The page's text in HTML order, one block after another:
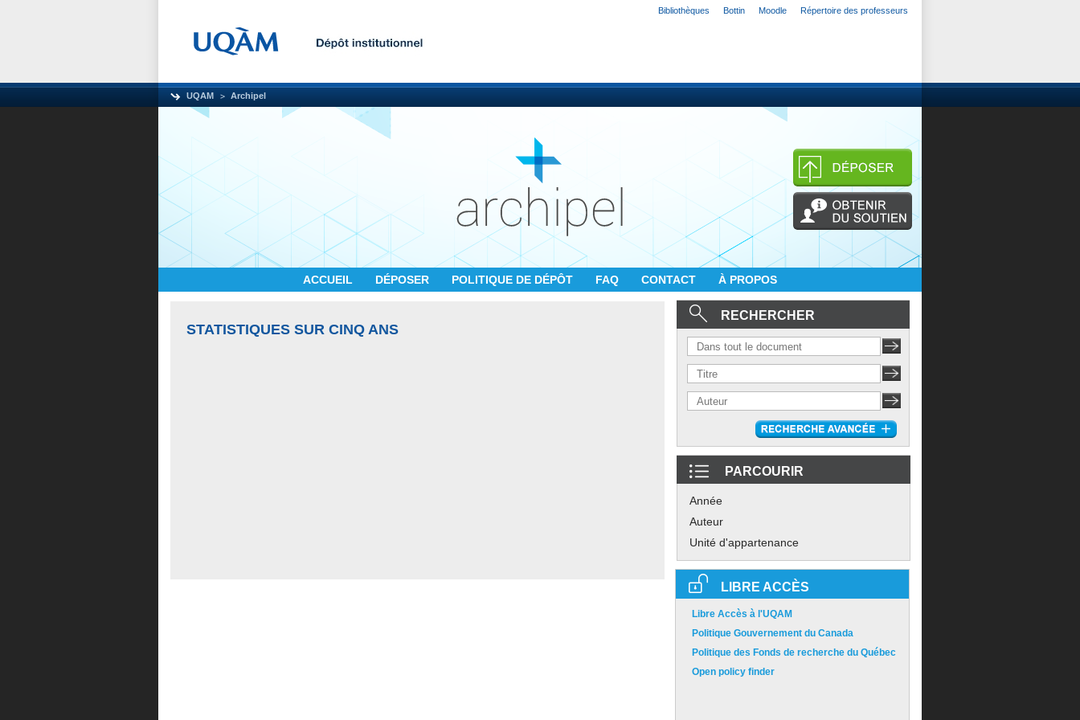
Bibliothèques Bottin Moodle Répertoire des professeurs
UQAM Archipel
ACCUEIL DÉPOSER POLITIQUE DE DÉPÔT FAQ CONTACT À PROPOS
STATISTIQUES SUR CINQ ANS
RECHERCHER
PARCOURIR
Année
Auteur
Unité d'appartenance
LIBRE ACCÈS
Libre Accès à l'UQAM
Politique Gouvernement du Canada
Politique des Fonds de recherche du Québec
Open policy finder